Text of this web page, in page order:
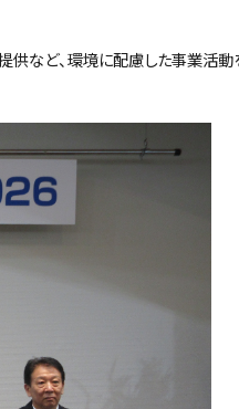
供など、環境に配慮した事業活